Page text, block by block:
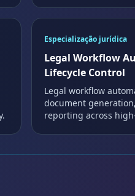
Especialização jurídica
Legal Workflow
Lifecycle Control
Legal workflow
document
reporting across